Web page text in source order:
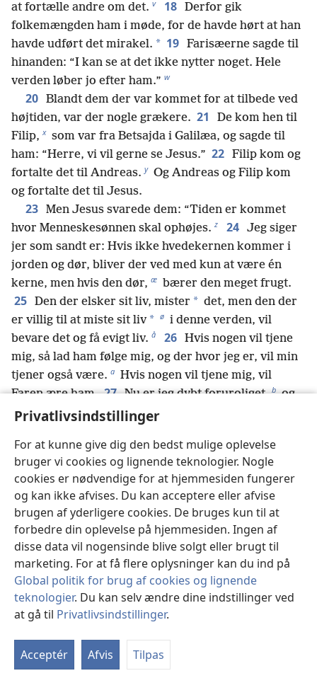
Privatlivsindstillinger
For at kunne give dig den bedst mulige oplevelse
bruger vi cookies og lignende teknologier. Nogle
cookies er nødvendige for at hjemmesiden fungerer
og kan ikke afvises. Du kan acceptere eller afvise
brugen af yderligere cookies. De bruges kun til at
forbedre din oplevelse på hjemmesiden. Ingen af
disse data vil nogensinde blive solgt eller brugt til
marketing. For at få flere oplysninger kan du ind på
Global politik for brug af cookies og lignende
teknologier. Du kan selv ændre dine indstillinger ved
at gå til Privatlivsindstillinger.
Acceptér Afvis Tilpas
at fortælle andre om det. v 18 Derfor gik
folkemængden ham i møde, for de havde hørt at han
havde udført det mirakel. * 19 Farisæerne sagde til
hinanden: “I kan se at det ikke nytter noget. Hele
verden løber jo efter ham.” w
20 Blandt dem der var kommet for at tilbede ved
højtiden, var der nogle grækere. 21
De kom hen til
Filip, x som var fra Betsajda i Galilæa, og sagde til
ham: “Herre, vi vil gerne se Jesus.” 22 Filip kom og
fortalte det til Andreas. y Og Andreas og Filip kom
og fortalte det til Jesus.
23 Men Jesus svarede dem: “Tiden er kommet
hvor Menneskesønnen skal ophøjes. z 24 Jeg siger
jer som sandt er: Hvis ikke hvedekernen kommer i
jorden og dør, bliver der ved med kun at være én
kerne, men hvis den dør, æ bærer den meget frugt.
25 Den der elsker sit liv, mister * det, men den der
er villig til at miste sit liv * ø i denne verden, vil
bevare det og få evigt liv. å 26 Hvis nogen vil tjene
mig, så lad ham følge mig, og der hvor jeg er, vil min
tjener også være. a Hvis nogen vil tjene mig, vil
Faren ære ham. 27 Nu er jeg dybt foruroliget, b og
hvad skal jeg sige? Far, red mig ud af denne time.
Far, ophøj dit navn.” Så lød der en stemme d fra
himlen: “Jeg har ophøjet det og vil ophøje det igen.”
29 Folkemængden der stod der, hørte det og
sagde at det havde tordnet. Andre sagde: “En engel
har talt til ham.” 30
Jesus sagde: “Den stemme lød
ikke for min skyld, men for jeres skyld. f 31
Nu
bliver denne verden dømt. Nu vil denne verdens
hersker
blive kastet ud. h 32 Men når jeg bliver
hævet op fra jorden, vil jeg drage alle slags
mennesker til mig.” j 33 Det sagde han i
34 Så sagde folkemængden til ham: “Vi har hørt
fra Loven at Kristus bliver til evig tid.